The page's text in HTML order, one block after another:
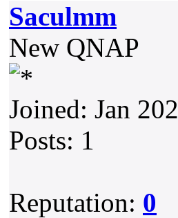
Saculmm
New QNAP
Joined: Jan
Posts: 1
Reputation: 0